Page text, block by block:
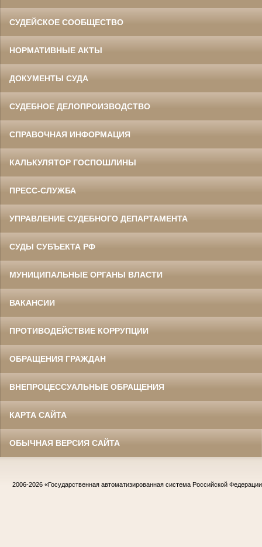
СУДЕЙСКОЕ СООБЩЕСТВО
НОРМАТИВНЫЕ АКТЫ
ДОКУМЕНТЫ СУДА
СУДЕБНОЕ ДЕЛОПРОИЗВОДСТВО
СПРАВОЧНАЯ ИНФОРМАЦИЯ
КАЛЬКУЛЯТОР ГОСПОШЛИНЫ
ПРЕСС-СЛУЖБА
УПРАВЛЕНИЕ СУДЕБНОГО ДЕПАРТАМЕНТА
СУДЫ СУБЪЕКТА РФ
МУНИЦИПАЛЬНЫЕ ОРГАНЫ ВЛАСТИ
ВАКАНСИИ
ПРОТИВОДЕЙСТВИЕ КОРРУПЦИИ
ОБРАЩЕНИЯ ГРАЖДАН
ВНЕПРОЦЕССУАЛЬНЫЕ ОБРАЩЕНИЯ
КАРТА САЙТА
ОБЫЧНАЯ ВЕРСИЯ САЙТА
2006-2026 «Государственная автоматизированная система Российской